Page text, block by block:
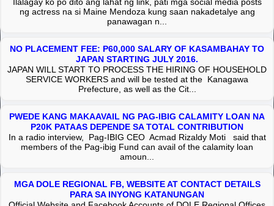
Ilalagay ko po dito ang lahat ng link, pati mga social media posts
ng actress na si Maine Mendoza kung saan nakadetalye ang
panawagan n...
NO PLACEMENT FEE: P60,000 SALARY OF KASAMBAHAY TO
JAPAN STARTING JULY 2016.
JAPAN WILL START TO PROCESS THE HIRING OF HOUSEHOLD
SERVICE WORKERS and will be tested at the Kanagawa
Prefecture, as well as the Cit...
PWEDE KANG MAKAAVAIL NG PAG-IBIG CALAMITY LOAN NA
P20K PATAAS DEPENDE SA TOTAL CONTRIBUTION
In a radio interview, Pag-IBIG CEO Acmad Rizaldy Moti said that
members of the Pag-ibig Fund can avail of the calamity loan
amoun...
MGA DOLE REGIONAL FB, WEBSITE AT CONTACT DETAILS
PARA SA INYONG KATANUNGAN